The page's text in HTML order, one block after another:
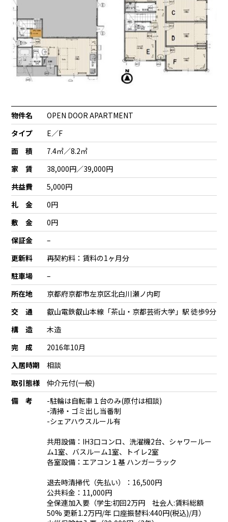
物件名
OPEN DOOR APARTMENT
タイプ
E／F
面 積
7.4㎡／8.2㎡
家 賃
38,000円／39,000円
共益費
5,000円
礼 金
0円
敷 金
0円
保証金
–
更新料
再契約料：賃料の1ヶ月分
駐車場
–
所在地
京都府京都市左京区北白川瀬ノ内町
交 通
叡山電鉄叡山本線「茶山・京都芸術大学」駅 徒歩9分
構 造
木造
完 成
2016年10月
入居時期
相談
取引態様
仲介元付(一般)
備 考
-駐輪は自転車１台のみ(原付は相談)
-清掃・ゴミ出し当番制
-シェアハウスルール有
共用設備：IH3口コンロ、洗濯機2台、シャワールー
ム1室、バスルーム1室、トイレ2室
各室設備：エアコン１基 ハンガーラック
退去時清掃代（先払い）：16,500円
公共料金：11,000円
全保連加入要（学生:初回2万円 社会人:賃料総額
50% 更新1.2万円/年 口座振替料:440円(税込)/月）